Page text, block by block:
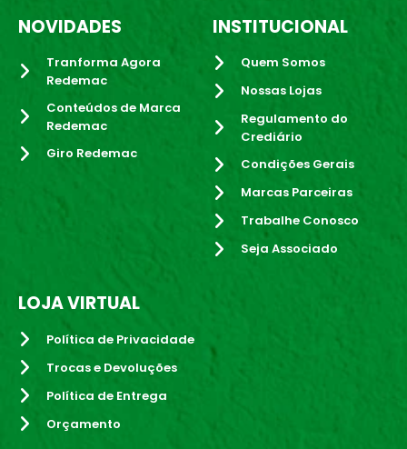
NOVIDADES
Tranforma Agora
Redemac
Conteúdos de Marca
Redemac
Giro Redemac
INSTITUCIONAL
Quem Somos
Nossas Lojas
Regulamento do
Crediário
Condições Gerais
Marcas Parceiras
Trabalhe Conosco
Seja Associado
LOJA VIRTUAL
Política de Privacidade
Trocas e Devoluções
Política de Entrega
Orçamento